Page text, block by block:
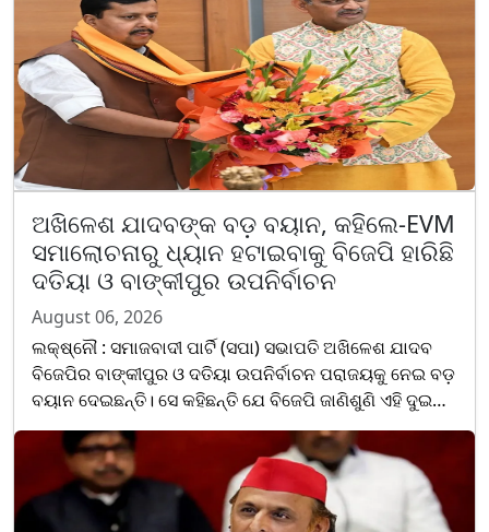
ଅଖିଳେଶ ଯାଦବଙ୍କ ବଡ଼ ବୟାନ, କହିଲେ-EVM
ସମାଲୋଚନାରୁ ଧ୍ୟାନ ହଟାଇବାକୁ ବିଜେପି ହାରିଛି
ଦତିୟା ଓ ବାଙ୍କୀପୁର ଉପନିର୍ବାଚନ
August 06, 2026
ଲକ୍ଷ୍ନୌ : ସମାଜବାଦୀ ପାର୍ଟି (ସପା) ସଭାପତି ଅଖିଳେଶ ଯାଦବ
ବିଜେପିର ବାଙ୍କୀପୁର ଓ ଦତିୟା ଉପନିର୍ବାଚନ ପରାଜୟକୁ ନେଇ ବଡ଼
ବୟାନ ଦେଇଛନ୍ତି। ସେ କହିଛନ୍ତି ଯେ ବିଜେପି ଜାଣିଶୁଣି ଏହି ଦୁଇଟି
ଉପନିର୍ବାଚନ ହାରିଛି। ଏହାଦ୍ୱାରା ଏପରି ଜନଧାରଣ......